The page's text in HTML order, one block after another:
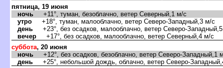
пятница, 19 июня
ночь +11°, туман, безоблачно, ветер Северный,1 м/с
утро +18°, туман, малооблачно, ветер Северо-Западный,3 м/с
день +23°, без осадков, малооблачно, ветер Северо-
ечер +17°, без осадков, малооблачно, ветер Северный,4 м/с
суббота, 20 июня
ночь +12°, без осадков, безоблачно, ветер Северо-Западный,1
день +25°, небольшой дождь, облачно, ветер Северо-